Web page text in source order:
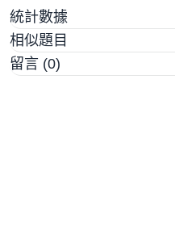
統計數據
相似題目
留言 (0)